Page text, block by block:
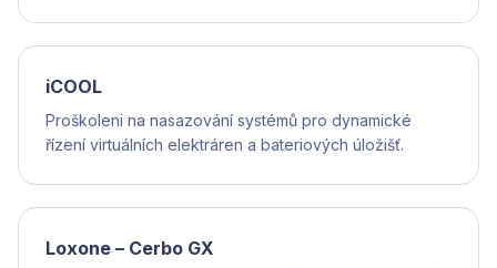
iCOOL
Proškoleni na nasazování systémů pro dynamické
řízení virtuálních elektráren a bateriových úložišť.
Loxone – Cerbo GX